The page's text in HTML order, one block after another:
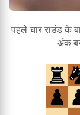
पहले चार राउंड के
अंक